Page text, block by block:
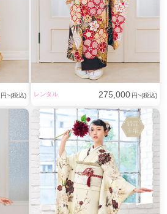
円~(税込) レンタル 275,000 円~(税込)